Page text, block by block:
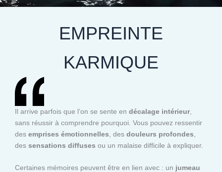
EMPREINTE
KARMIQUE
Il arrive parfois que l’on se sente en décalage intérieur,
sans réussir à comprendre pourquoi. Vous pouvez ressentir
des emprises émotionnelles , des douleurs profondes
des sensations diffuses ou un malaise difficile à expliquer.
Certaines mémoires peuvent être en lien avec : un jumeau